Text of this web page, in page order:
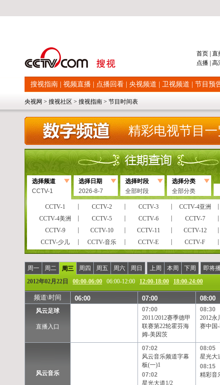
首页 直
点播 高
搜视指南 视频直播 点播回看 央视频道 卫视频道 节目预
央视网 > 搜视社区 > 搜视指南 > 节目时间表
精彩电视节目
选择频道
CCTV-1
选择日期
2026-8-7
选择时段
全部时段
选择分类
全部分类
CCTV-1 CCTV-2 CCTV-3
CCTV-4亚洲
CCTV-4美洲
CCTV-5 CCTV-6
CCTV-7
CCTV-9
CCTV-10 CCTV-11
CCTV-12
CCTV-少儿
CCTV-音乐 CCTV-E
CCTV-F
CCTVPусский
CCTV-高清 风云足球
风云音乐
风云剧场
世界地理 电视指南
怀旧剧场
女性时尚
CCTV-娱乐 CCTV-戏曲
CCTV-电影
央视文化精品
先锋纪录 现代女性
英语辅导
孕育指南
早期教育 CCTV证券资讯
中学生频道
彩民在线
高尔夫
CCTV-靓妆
CCTV-气象
CCTV-老年福
留学世界
电视购物
BTV影视
北京卫视
黑龙江卫视
湖北卫视
江苏卫视
辽宁卫视
山东卫视
四川卫视
周一 周二 周三 周四 周五 周六 周日 上周 本周 下周
即将
2012年02月22日
00:00-06:00 06:00-12:00 12:00-18:00 18:00-24:00
频道\时间 06:00 07:00 08:00
风云足球
直播入口
07:00
2011/2012赛季德甲
联赛第22轮霍芬海
姆-美因茨
08:30
2012永
赛中国
风云音乐
07:02
风云音乐频道字幕
板(一)1
07:02
星光大道1/2
08:05
星光大
08:15
精彩音